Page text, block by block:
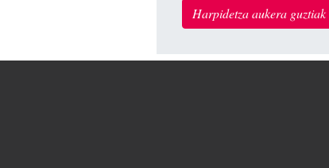
Harpidetza aukera guztiak